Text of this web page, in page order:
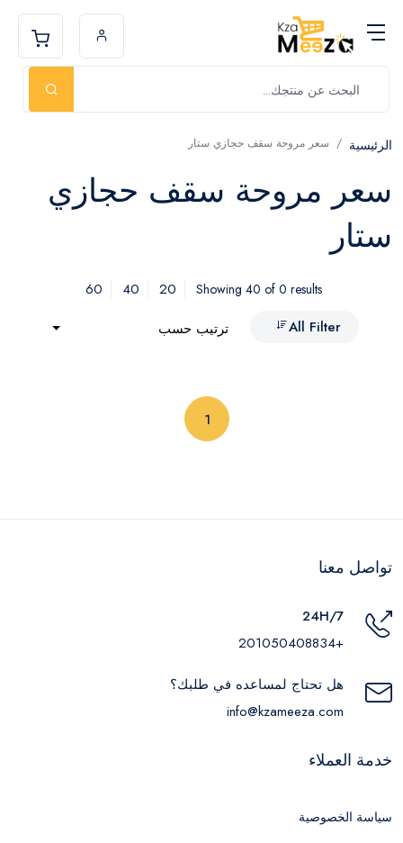
الرئيسية سعر مروحة سقف حجازي ستار
سعر مروحة سقف حجازي
ستار
Showing 40 of 0 results
20
40
60
All Filter
ترتيب حسب
1
تواصل معنا
24H/7
+201050408834
هل تحتاج لمساعده في طلبك؟
info@kzameeza.com
خدمة العملاء
سياسة الخصوصية